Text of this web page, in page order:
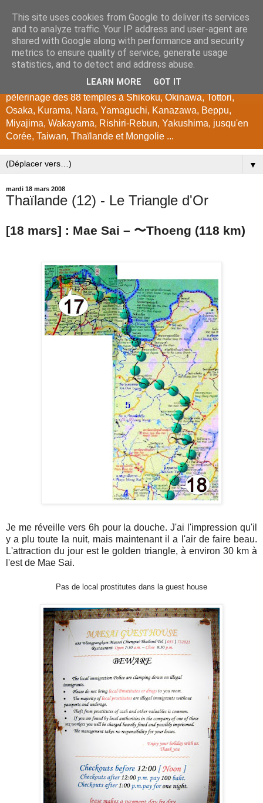
japon
Encyclopédie photographique du Japon. Photos de Kyoto,
temples, jardins, festivals, instants japonais, couleurs
d'automne, cerisiers, tours en vélo à Hokkaido, Biwako, Gifu,
pèlerinage des 88 temples à Shikoku, Okinawa, Tottori,
Osaka, Kurama, Nara, Yamaguchi, Kanazawa, Beppu,
Miyajima, Wakayama, Rishiri-Rebun, Yakushima, jusqu'en
Corée, Taiwan, Thaïlande et Mongolie ...
▼
mardi 18 mars 2008
Thaïlande (12) - Le Triangle d'Or
[18 mars] : Mae Sai – 〜Thoeng (118 km)
Je me réveille vers 6h pour la douche. J'ai l'impression qu'il
y a plu toute la nuit, mais maintenant il a l'air de faire beau.
L'attraction du jour est le golden triangle, à environ 30 km à
l'est de Mae Sai.
Pas de local prostitutes dans la guest house
This site uses cookies from Google to deliver its services
and to analyze traffic. Your IP address and user-agent are
shared with Google along with performance and security
metrics to ensure quality of service, generate usage
statistics, and to detect and address abuse.
LEARN MORE GOT IT